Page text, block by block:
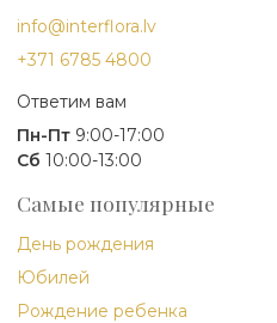
info@interflora.lv
+371 6785 4800
Ответим вам
Пн-Пт 9:00-17:00
Сб 10:00-13:00
Самые популярные
День рождения
Юбилей
Рождение ребенка